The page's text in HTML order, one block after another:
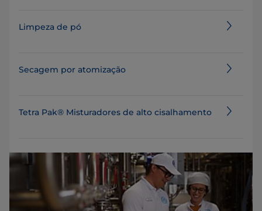
Limpeza de pó
Secagem por atomização
Tetra Pak® Misturadores de alto cisalhamento